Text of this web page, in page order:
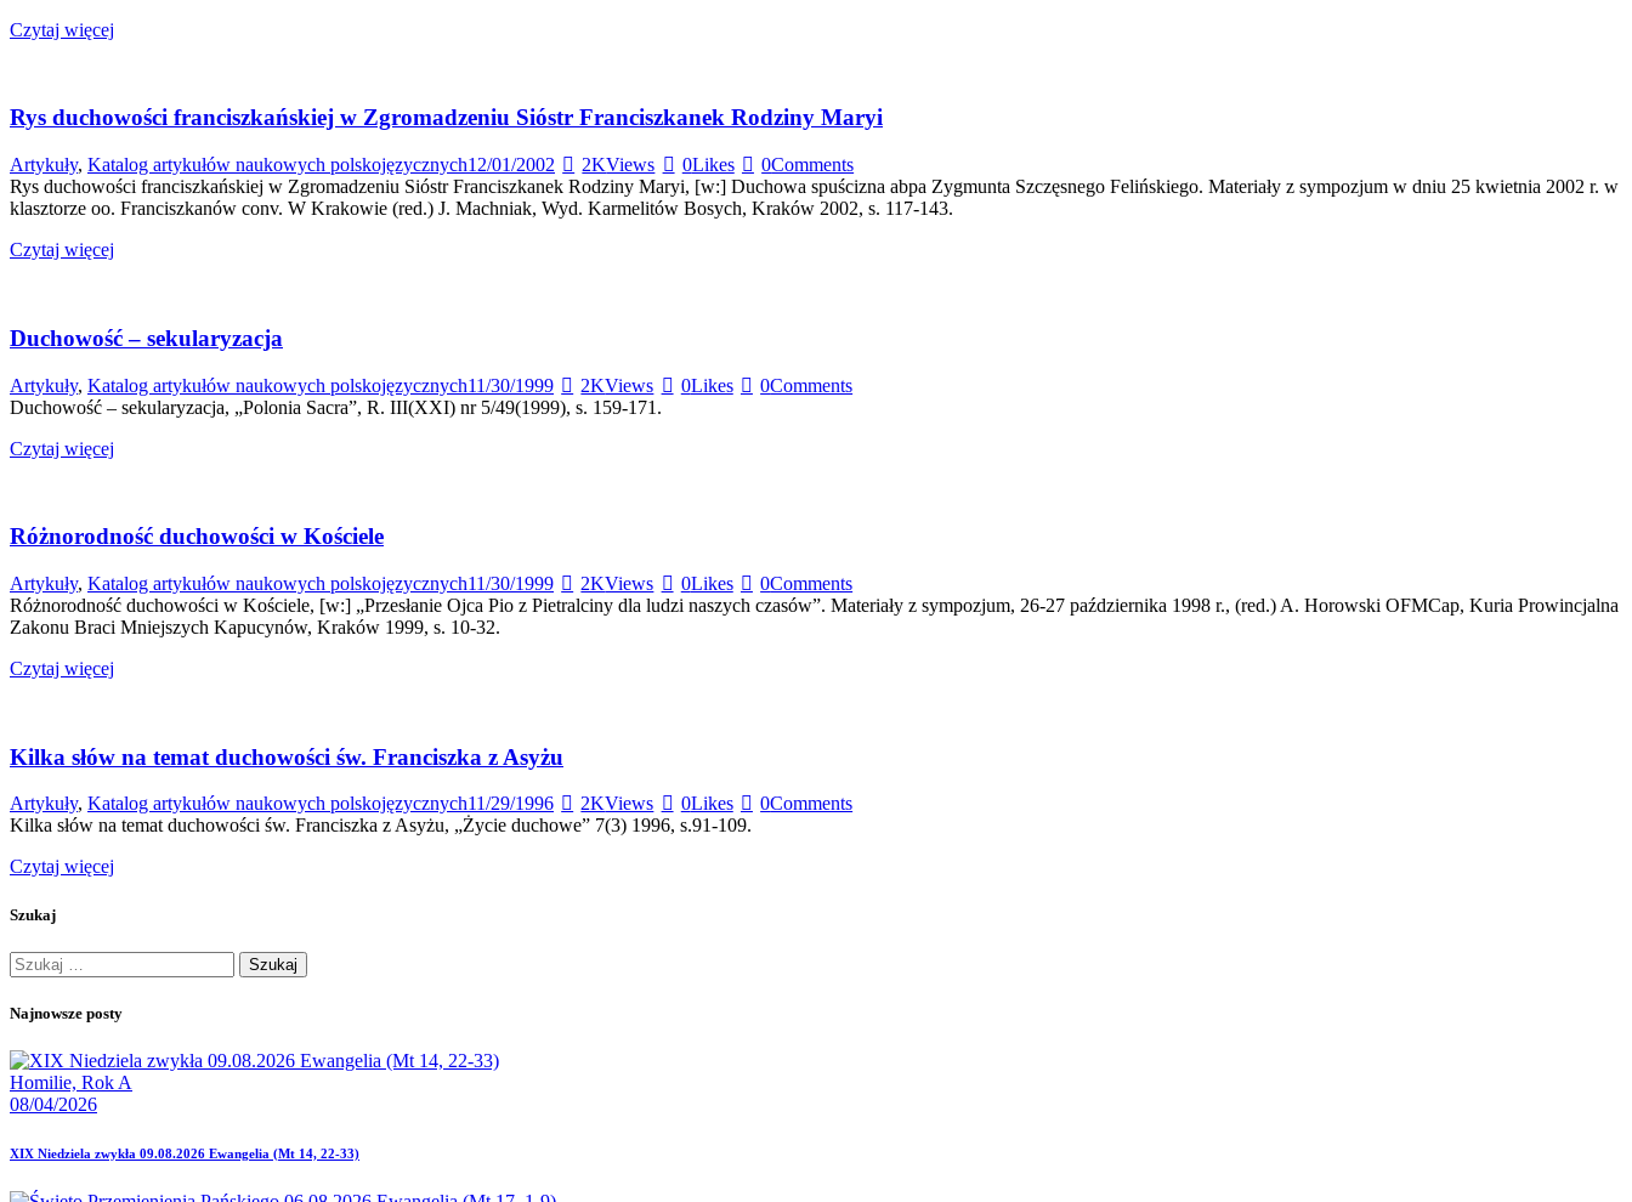
Czytaj więcej
Rys duchowości franciszkańskiej w Zgromadzeniu Sióstr Franciszkanek Rodziny Maryi
Artykuły, Katalog artykułów naukowych polskojęzycznych12/01/2002 2KViews 0Likes 0Comments
Rys duchowości franciszkańskiej w Zgromadzeniu Sióstr Franciszkanek Rodziny Maryi, [w:] Duchowa spuścizna abpa Zygmunta Szczęsnego Felińskiego. Materiały z sympozjum w dniu 25 kwietnia 2002 r. w
klasztorze oo. Franciszkanów conv. W Krakowie (red.) J. Machniak, Wyd. Karmelitów Bosych, Kraków 2002, s. 117-143.
Czytaj więcej
Duchowość – sekularyzacja
Artykuły, Katalog artykułów naukowych polskojęzycznych11/30/1999 2KViews 0Likes 0Comments
Duchowość – sekularyzacja, „Polonia Sacra”, R. III(XXI) nr 5/49(1999), s. 159-171.
Czytaj więcej
Różnorodność duchowości w Kościele
Artykuły, Katalog artykułów naukowych polskojęzycznych11/30/1999 2KViews 0Likes 0Comments
Różnorodność duchowości w Kościele, [w:] „Przesłanie Ojca Pio z Pietralciny dla ludzi naszych czasów”. Materiały z sympozjum, 26-27 października 1998 r., (red.) A. Horowski OFMCap, Kuria Prowincjalna
Zakonu Braci Mniejszych Kapucynów, Kraków 1999, s. 10-32.
Czytaj więcej
Kilka słów na temat duchowości św. Franciszka z Asyżu
Artykuły, Katalog artykułów naukowych polskojęzycznych11/29/1996 2KViews 0Likes 0Comments
Kilka słów na temat duchowości św. Franciszka z Asyżu, „Życie duchowe” 7(3) 1996, s.91-109.
Czytaj więcej
Szukaj
Szukaj:
Najnowsze posty
Homilie, Rok A
08/04/2026
XIX Niedziela zwykła 09.08.2026 Ewangelia (Mt 14, 22-33)